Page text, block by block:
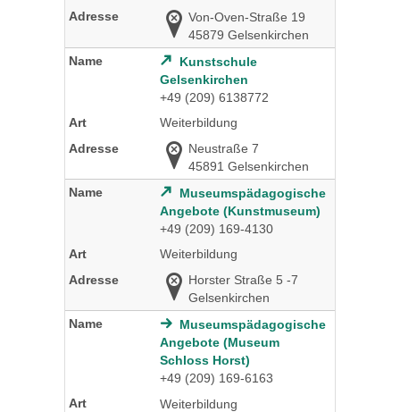
Von-Oven-Straße 19
45879 Gelsenkirchen
Kunstschule
Gelsenkirchen
+49 (209) 6138772
Weiterbildung
Neustraße 7
45891 Gelsenkirchen
Museumspädagogische
Angebote (Kunstmuseum)
+49 (209) 169-4130
Weiterbildung
Horster Straße 5 -7
Gelsenkirchen
Museumspädagogische
Angebote (Museum
Schloss Horst)
+49 (209) 169-6163
Weiterbildung